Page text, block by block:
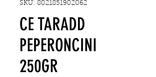
SKU: 8021851902062
CE TARADD
PEPERONCINI
250GR